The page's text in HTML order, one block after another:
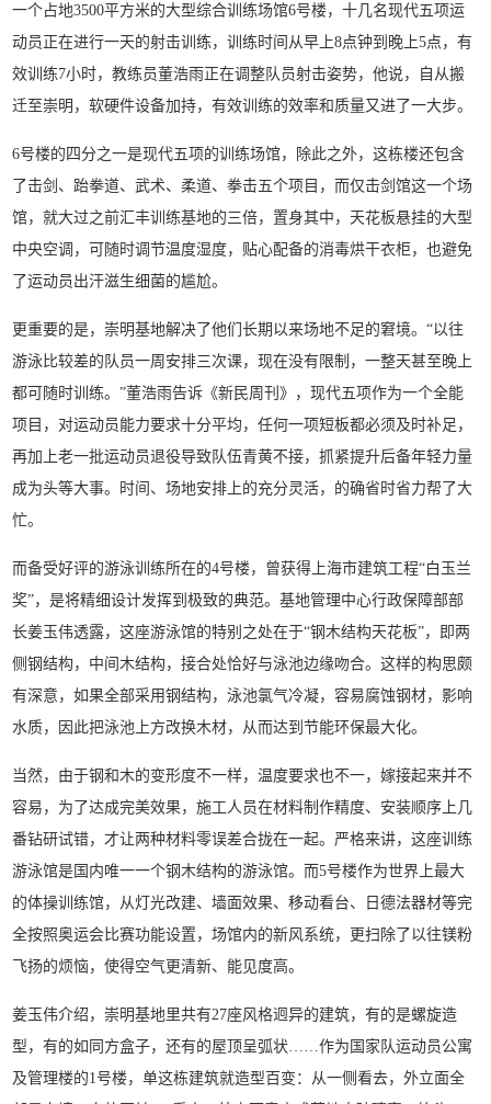
一个占地3500平方米的大型综合训练场馆6号楼，十几名现代五项运
动员正在进行一天的射击训练，训练时间从早上8点钟到晚上5点，有
效训练7小时，教练员董浩雨正在调整队员射击姿势，他说，自从搬
迁至崇明，软硬件设备加持，有效训练的效率和质量又进了一大步。
6号楼的四分之一是现代五项的训练场馆，除此之外，这栋楼还包含
了击剑、跆拳道、武术、柔道、拳击五个项目，而仅击剑馆这一个场
馆，就大过之前汇丰训练基地的三倍，置身其中，天花板悬挂的大型
中央空调，可随时调节温度湿度，贴心配备的消毒烘干衣柜，也避免
了运动员出汗滋生细菌的尴尬。
更重要的是，崇明基地解决了他们长期以来场地不足的窘境。“以往
游泳比较差的队员一周安排三次课，现在没有限制，一整天甚至晚上
都可随时训练。”董浩雨告诉《新民周刊》，现代五项作为一个全能
项目，对运动员能力要求十分平均，任何一项短板都必须及时补足，
再加上老一批运动员退役导致队伍青黄不接，抓紧提升后备年轻力量
成为头等大事。时间、场地安排上的充分灵活，的确省时省力帮了大
忙。
而备受好评的游泳训练所在的4号楼，曾获得上海市建筑工程“白玉兰
奖”，是将精细设计发挥到极致的典范。基地管理中心行政保障部部
长姜玉伟透露，这座游泳馆的特别之处在于“钢木结构天花板”，即两
侧钢结构，中间木结构，接合处恰好与泳池边缘吻合。这样的构思颇
有深意，如果全部采用钢结构，泳池氯气冷凝，容易腐蚀钢材，影响
水质，因此把泳池上方改换木材，从而达到节能环保最大化。
当然，由于钢和木的变形度不一样，温度要求也不一，嫁接起来并不
容易，为了达成完美效果，施工人员在材料制作精度、安装顺序上几
番钻研试错，才让两种材料零误差合拢在一起。严格来讲，这座训练
游泳馆是国内唯一一个钢木结构的游泳馆。而5号楼作为世界上最大
的体操训练馆，从灯光改建、墙面效果、移动看台、日德法器材等完
全按照奥运会比赛功能设置，场馆内的新风系统，更扫除了以往镁粉
飞扬的烦恼，使得空气更清新、能见度高。
姜玉伟介绍，崇明基地里共有27座风格迥异的建筑，有的是螺旋造
型，有的如同方盒子，还有的屋顶呈弧状……作为国家队运动员公寓
及管理楼的1号楼，单这栋建筑就造型百变：从一侧看去，外立面全